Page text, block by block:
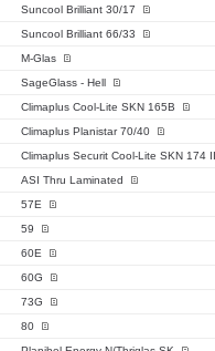
Suncool Brilliant 30/17
Suncool Brilliant 66/33
M-Glas
SageGlass - Hell
Climaplus Cool-Lite SKN 165B
Climaplus Planistar 70/40
Climaplus Securit Cool-Lite SKN 174 II
ASI Thru Laminated
57E
59
60E
60G
73G
80